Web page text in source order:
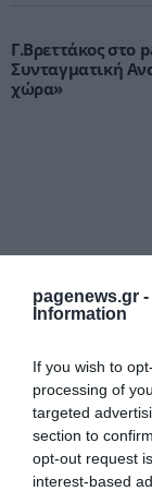
pagenews.gr -
Information
If you wish to
processing of
targeted
section to
opt-out request
interest-based
Γ.Βρεττάκος στο
Συνταγματική
χώρα»